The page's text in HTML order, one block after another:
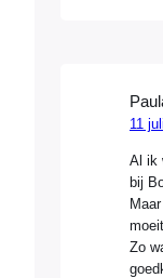
11
Al ik
bij
Zo